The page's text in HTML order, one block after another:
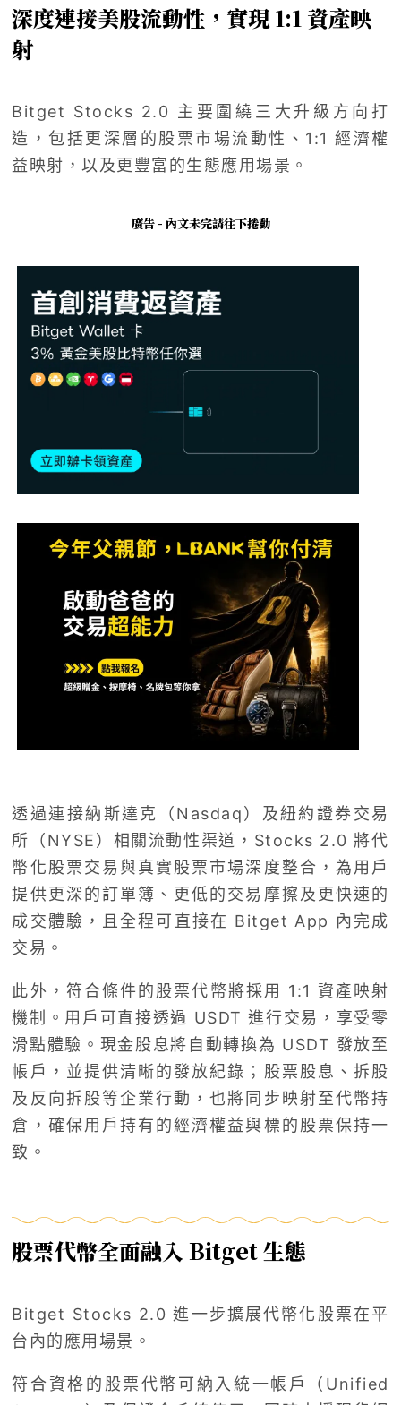
深度連接美股流動性，實現 1:1 資產映
射
Bitget Stocks 2.0 主要圍繞三大升級方向打
造，包括更深層的股票市場流動性、1:1 經濟權
益映射，以及更豐富的生態應用場景。
廣告 - 內文未完請往下捲動
透過連接納斯達克（Nasdaq）及紐約證券交易
所（NYSE）相關流動性渠道，Stocks 2.0 將代
幣化股票交易與真實股票市場深度整合，為用戶
提供更深的訂單簿、更低的交易摩擦及更快速的
成交體驗，且全程可直接在 Bitget App 內完成
交易。
此外，符合條件的股票代幣將採用 1:1 資產映射
機制。用戶可直接透過 USDT 進行交易，享受零
滑點體驗。現金股息將自動轉換為 USDT 發放至
帳戶，並提供清晰的發放紀錄；股票股息、拆股
及反向拆股等企業行動，也將同步映射至代幣持
倉，確保用戶持有的經濟權益與標的股票保持一
致。
股票代幣全面融入 Bitget 生態
Bitget Stocks 2.0 進一步擴展代幣化股票在平
台內的應用場景。
符合資格的股票代幣可納入統一帳戶（Unified